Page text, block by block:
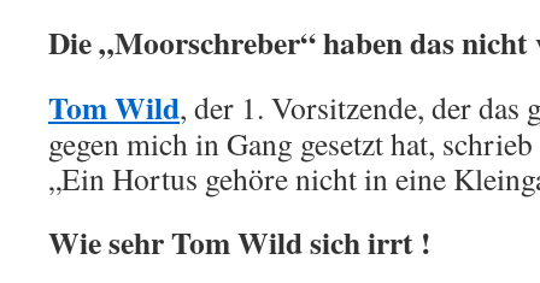
Die „Moorschreber“ haben das nicht
Tom Wild, der 1. Vorsitzende, der das
gegen mich in Gang gesetzt hat,
„Ein Hortus gehöre nicht in eine
Wie sehr Tom Wild sich irrt !